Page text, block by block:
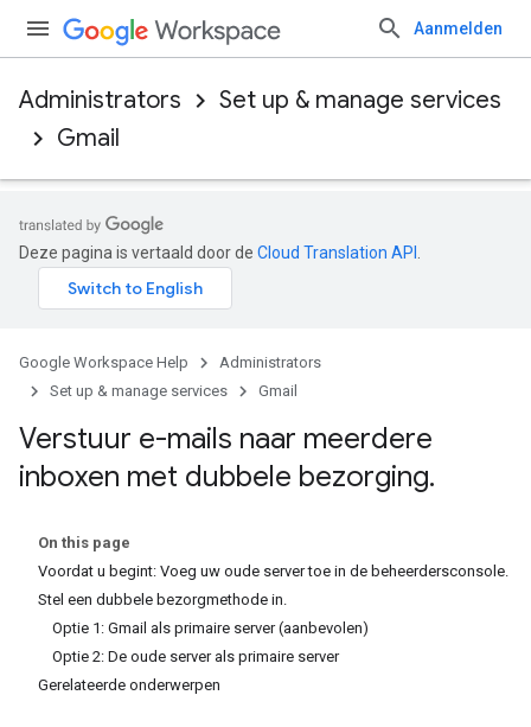
Aanmelden
Administrators
Set up & manage services
Gmail
Deze pagina is vertaald door de Cloud Translation API
Google Workspace Help
Administrators
Set up & manage services
Gmail
Verstuur e-mails naar meerdere
inboxen met dubbele bezorging.
On this page
Voordat u begint: Voeg uw oude server toe in de beheerdersconsole.
Stel een dubbele bezorgmethode in.
Optie 1: Gmail als primaire server (aanbevolen)
Optie 2: De oude server als primaire server
Gerelateerde onderwerpen